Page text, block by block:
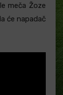
meča Žoze
će napadač